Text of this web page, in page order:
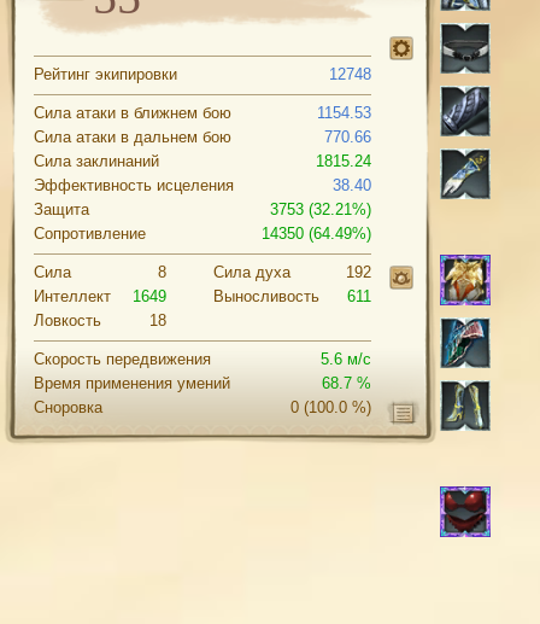
Рейтинг экипировки 12748
Сила атаки в ближнем бою
1154.53
Сила атаки в дальнем бою
770.66
Сила заклинаний
1815.24
Эффективность исцеления
38.40
Защита
3753 (32.21%)
Сопротивление
14350 (64.49%)
Сила
8
Интеллект
1649
Ловкость
18
Cила духа
192
Выносливость
611
Скорость передвижения
5.6 м/с
Время применения умений
68.7 %
Сноровка
(100.0 %)
0